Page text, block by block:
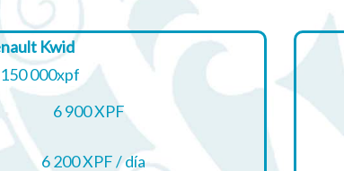
Kwid
000xpf
6 900 XPF
6 200 XPF / día